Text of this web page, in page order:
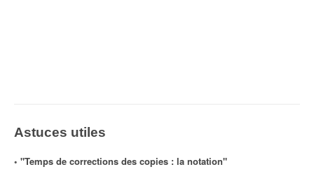
Astuces utiles
◦ "Temps de corrections des copies : la notation"